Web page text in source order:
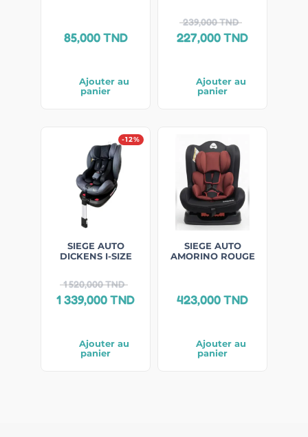
85,000TND
Ajouter au
panier
239,000TND
227,000TND
Ajouter au
panier
-12%
SIEGE AUTO
DICKENS I-SIZE
1 520,000TND
1 339,000TND
Ajouter au
panier
SIEGE AUTO
AMORINO ROUGE
423,000TND
Ajouter au
panier